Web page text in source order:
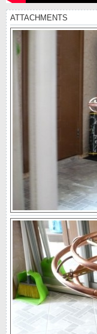
ATTACHMENTS